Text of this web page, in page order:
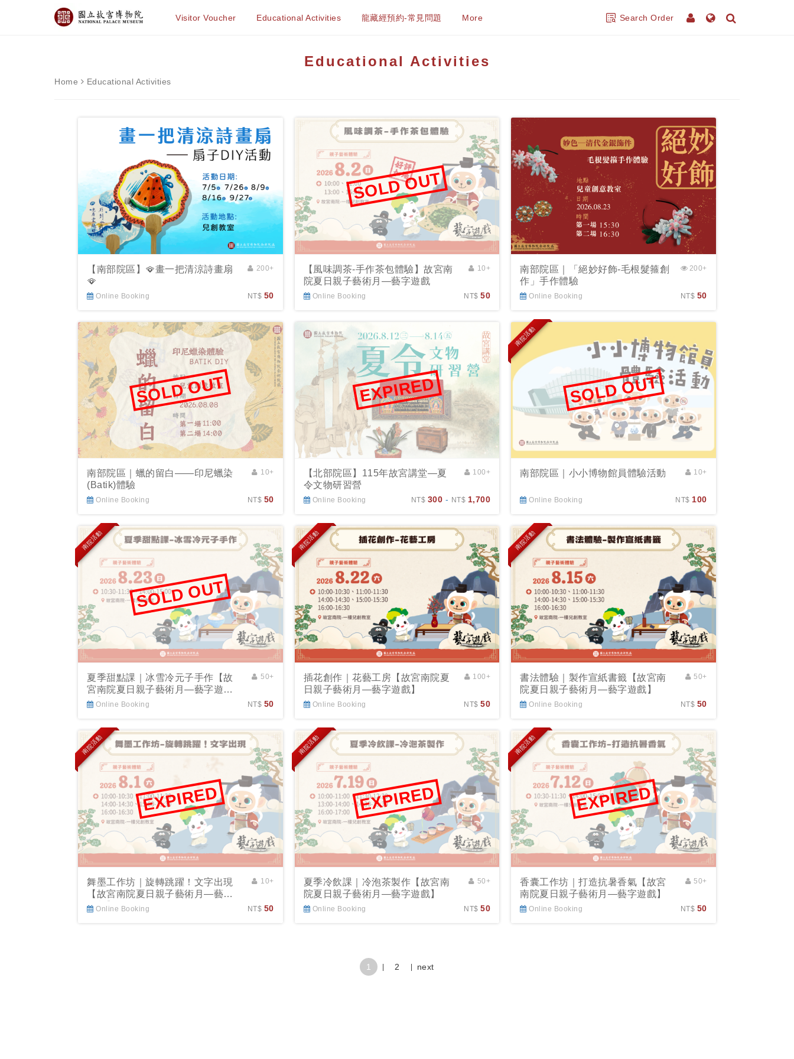
Visitor Voucher Educational Activities 龍藏經預約-常見問題 More Search Order
Educational Activities
Home Educational Activities
【南部院區】🪭畫一把清涼詩畫扇
🪭
Online Booking
200+
NT$ 50
SOLD OUT
【風味調茶-手作茶包體驗】故宮南
院夏日親子藝術月—藝字遊戲
Online Booking
10+
NT$50
南部院區｜「絕妙好飾-毛根髮箍創
作」手作體驗
Online Booking
200+
NT$ 50
SOLD OUT
南部院區｜蠟的留白——印尼蠟染
(Batik)體驗
Online Booking
10+
NT$ 50
EXPIRED
【北部院區】115年故宮講堂—夏
令文物研習營
Online Booking
100+
NT$ 300 - NT$ 1,700
南院活動
SOLD OUT
南部院區｜小小博物館員體驗活動
Online Booking
10+
NT$100
南院活動
SOLD OUT
夏季甜點課｜冰雪冷元子手作【故
宮南院夏日親子藝術月—藝字遊
戲】Online Booking
50+
NT$ 50
南院活動
插花創作｜花藝工房【故宮南院夏
日親子藝術月—藝字遊戲】
Online Booking
100+
NT$50
南院活動
書法體驗｜製作宣紙書籤【故宮南
院夏日親子藝術月—藝字遊戲】
Online Booking
50+
NT$ 50
南院活動
EXPIRED
舞墨工作坊｜旋轉跳躍！文字出現
【故宮南院夏日親子藝術月—藝字
遊戲】
Online Booking
10+
NT$ 50
南院活動
EXPIRED
夏季冷飲課｜冷泡茶製作【故宮南
院夏日親子藝術月—藝字遊戲】
Online Booking
50+
NT$50
南院活動
EXPIRED
香囊工作坊｜打造抗暑香氣【故宮
南院夏日親子藝術月—藝字遊戲】
Online Booking
50+
NT$ 50
1 2 next